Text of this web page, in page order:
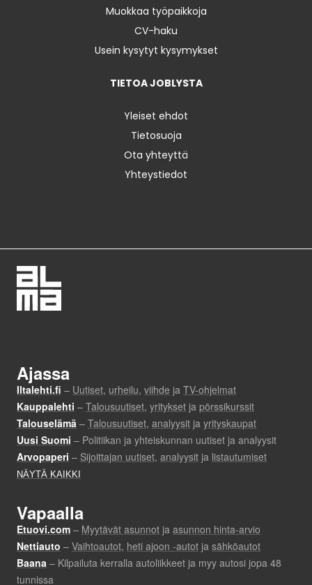
Muokkaa työpaikkoja
CV-haku
Usein kysytyt kysymykset
TIETOA JOBLYSTA
Yleiset ehdot
Tietosuoja
Ota yhteyttä
Yhteystiedot